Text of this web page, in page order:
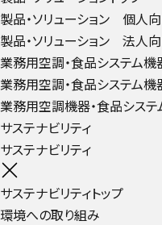
製品・ソリューション 個人
製品・ソリューション 法人
業務用空調・食品システム機
業務用空調・食品システム
業務用空調機器・食品シス
サステナビリティ
サステナビリティ
サステナビリティトップ
環境への取り組み